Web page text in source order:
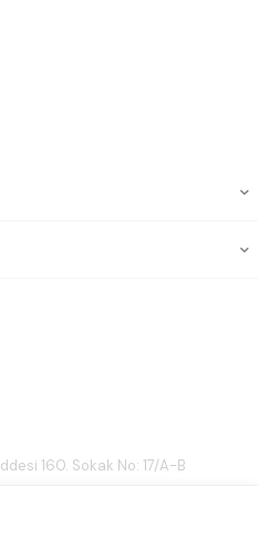
160. Sokak No: 17/A-B